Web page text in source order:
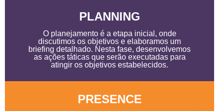
PLANNING
O planejamento é a etapa inicial, onde
discutimos os objetivos e elaboramos um
briefing detalhado. Nesta fase, desenvolvemos
as ações táticas que serão executadas para
atingir os objetivos estabelecidos.
PRESENCE